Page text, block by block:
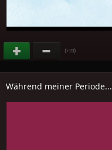
(+23)
Während meiner Periode...